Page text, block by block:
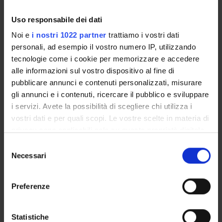
Uso responsabile dei dati
Noi e i nostri 1022 partner trattiamo i vostri dati
personali, ad esempio il vostro numero IP, utilizzando
tecnologie come i cookie per memorizzare e accedere
alle informazioni sul vostro dispositivo al fine di
pubblicare annunci e contenuti personalizzati, misurare
gli annunci e i contenuti, ricercare il pubblico e sviluppare
i servizi. Avete la possibilità di scegliere chi utilizza i
vostri dati e per quali scopi. Le vostre scelte in materia di
modificare o revocare il proprio consenso in qualsiasi
momento dalla Dichiarazione sui cookie o facendo clic
raccogliere informazioni sulla tua posizione
delNecessari
Preferenze
Statistiche
Degree Programme
Exam calendar
Notices
Governing bodies
Faculty staff
STUDYING
COURSES
COURSES